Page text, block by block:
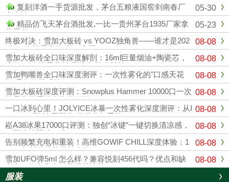
05-30
复刻洋酒一手货源批发，茅台五粮液国窖剑南春厂
家直销
05-23
精品仿飞天茅台酒批发,一比一贵州茅台1935厂家拿
货渠道
08-08
终极对决：雪加大板砖 vs YOOZ独角兽——谁才是202
6年一次性雾化的“万口之王”？
08-08
雪加大板砖全口味深度解剖：16ml巨量烟油+陶瓷芯，
这款“一次性天花板”到底凭什么封神？
08-08
雪加鸭嘴兽全口味深度测评：一次性雾化的"口感天花
板"是如何炼成的？
08-08
雪加大板砖深度评测：Snowplus Hammer 10000口一次
性雾化的硬核实力全解析
08-08
一口冰到心里！JOLYICE冰暴一次性雾化深度测评：从I
CEMAX到"冰暴正统"的进化与重构
08-08
崧A38冰果17000口评测：独创“冰键”一键切换清凉感，
一瓶体验两种口味！
08-08
告别频繁充电和重装！高维GOWIF CHILL深度体验：1
8000超长续航能坚持多久？
08-08
雪加UFO弹5ml 怎么样？兼容悦刻456代吗？优点和缺
点在一篇文章中解释得很清楚
服装